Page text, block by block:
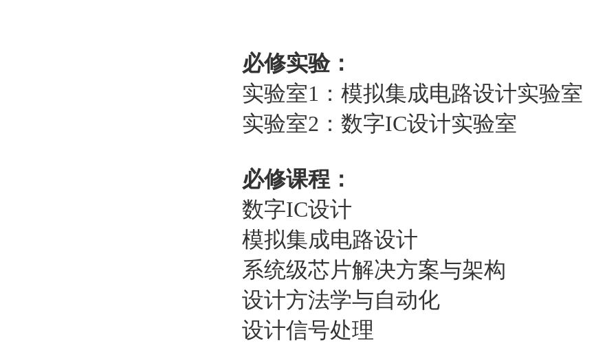
必修实验：
实验室1：模拟集成电路设计实验室
实验室2：数字IC设计实验室
必修课程：
数字IC设计
模拟集成电路设计
系统级芯片解决方案与架构
设计方法学与自动化
设计信号处理